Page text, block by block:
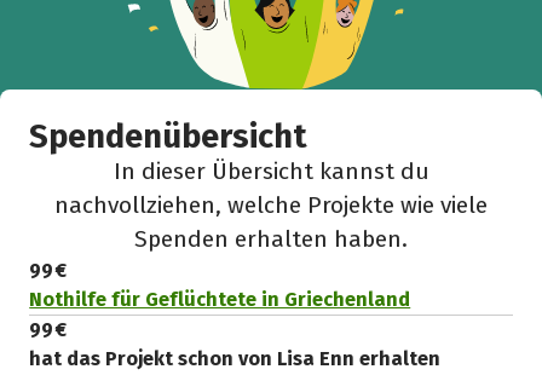
Spendenübersicht
In dieser Übersicht kannst du
nachvollziehen, welche Projekte wie viele
Spenden erhalten haben.
99 €
Nothilfe für Geflüchtete in Griechenland
99 €
hat das Projekt schon von Lisa Enn erhalten